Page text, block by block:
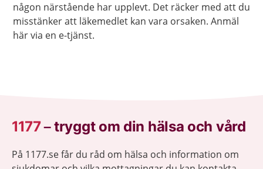
någon närstående har upplevt. Det räcker med att du
misstänker att läkemedlet kan vara orsaken. Anmäl
här via en e-tjänst.
1177–tryggt om din hälsa och vård
På 1177.se får du råd om hälsa och information om